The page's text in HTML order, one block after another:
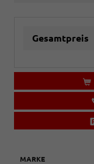
Gesamtpreis
MARKE